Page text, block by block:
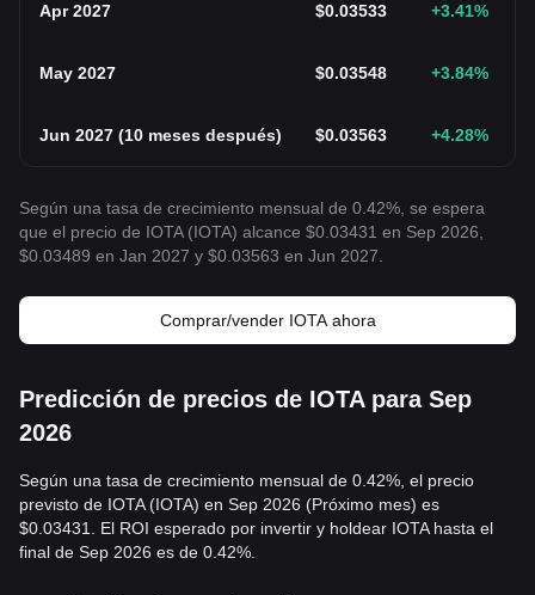
Apr 2027 $0.03533 +3.41%
May 2027 $0.03548 +3.84%
Jun 2027 (10 meses después) $0.03563 +4.28%
Según una tasa de crecimiento mensual de 0.42%, se espera
que el precio de IOTA (IOTA) alcance $0.03431 en Sep 2026,
$0.03489 en Jan 2027 y $0.03563 en Jun 2027.
Comprar/vender IOTA ahora
Predicción de precios de IOTA para Sep
2026
Según una tasa de crecimiento mensual de 0.42%, el precio
previsto de IOTA (IOTA) en Sep 2026 (Próximo mes) es
$0.03431. El ROI esperado por invertir y holdear IOTA hasta el
final de Sep 2026 es de 0.42%.